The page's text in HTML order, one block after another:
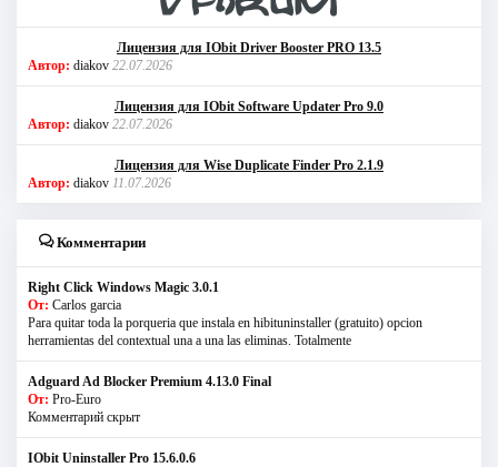
Лицензия для IObit Driver Booster PRO 13.5
Автор: diakov 22.07.2026
Лицензия для IObit Software Updater Pro 9.0
Автор: diakov 22.07.2026
Лицензия для Wise Duplicate Finder Pro 2.1.9
Автор: diakov 11.07.2026
Комментарии
Right Click Windows Magic 3.0.1
От: Carlos garcia
Para quitar toda la porqueria que instala en hibituninstaller (gratuito) opcion
herramientas del contextual una a una las eliminas. Totalmente
Adguard Ad Blocker Premium 4.13.0 Final
От: Pro-Euro
Комментарий скрыт
IObit Uninstaller Pro 15.6.0.6